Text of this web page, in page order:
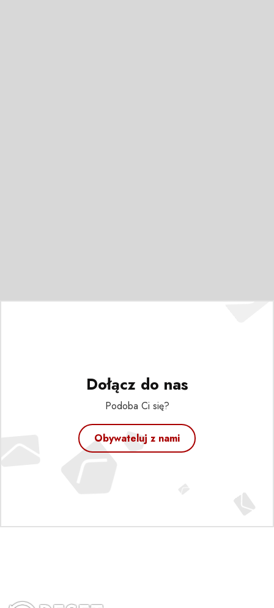
Dołącz do nas
Podoba Ci się?
Obywateluj z nami